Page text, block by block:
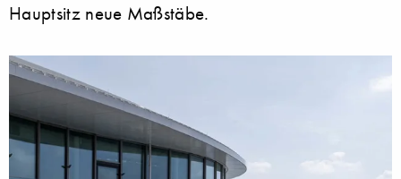
Hauptsitz neue Maßstäbe.